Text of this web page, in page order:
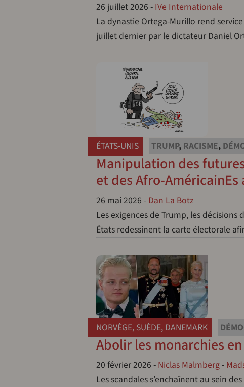
26 juillet 2026 - IVe Internationale
La dynastie Ortega-Murillo rend
juillet dernier par le dictateur Daniel
ÉTATS-UNIS TRUMP, RACISME,
Manipulation des
et des Afro-AméricainEs
26 mai 2026 - Dan La Botz
Les exigences de Trump, les décisions
États redessinent la carte électorale
NORVÈGE, SUÈDE, DANEMARK
Abolir les monarchies
20 février 2026 - Niclas Malmberg-
Les scandales s’enchaînent au sein